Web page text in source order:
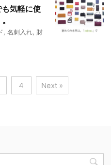
気軽に使
, 名刺入れ, 財
4 Next »